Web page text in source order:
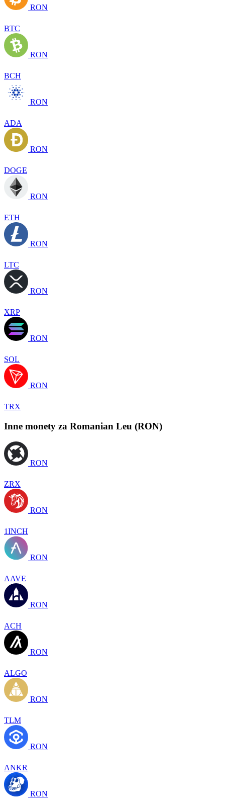
RON
BTC
RON
BCH
RON
ADA
RON
DOGE
RON
ETH
RON
LTC
RON
XRP
RON
SOL
RON
TRX
Inne monety za Romanian Leu (RON)
RON
ZRX
RON
1INCH
RON
AAVE
RON
ACH
RON
ALGO
RON
TLM
RON
ANKR
RON